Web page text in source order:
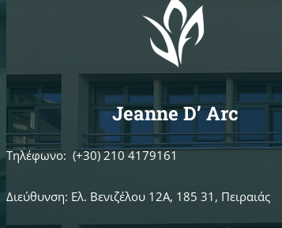
Jeanne D’ Arc
Τηλέφωνο: (+30) 210 4179161
Διεύθυνση: Ελ. Βενιζέλου 12Α, 185 31, Πειραιάς